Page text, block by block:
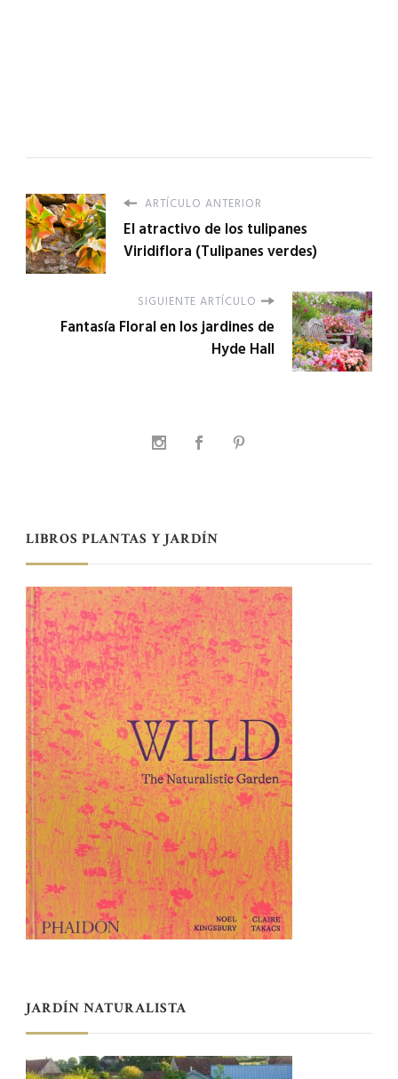
ARTÍCULO ANTERIOR
El atractivo de los tulipanes
Viridiflora (Tulipanes verdes)
SIGUIENTE ARTÍCULO
Fantasía Floral en los jardines de
Hyde Hall
LIBROS PLANTAS Y JARDÍN
JARDÍN NATURALISTA